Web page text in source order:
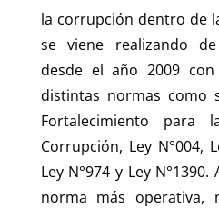
la corrupción dentro de
se viene realizando
desde el año 2009
distintas normas como
Fortalecimiento para
Corrupción, Ley N°004,
Ley N°974 y Ley
norma más operativa,